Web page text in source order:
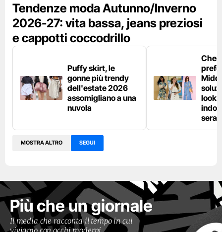
Tendenze moda Autunno/Inverno
2026-27: vita bassa, jeans preziosi
e cappotti coccodrillo
Puffy skirt, le
gonne più trendy
dell'estate 2026
assomigliano a una
nuvola
look
sera
MOSTRA ALTRO SEGUI
Più che un giornale
Il media che racconta il tempo in cui
viviamo con occhi moderni